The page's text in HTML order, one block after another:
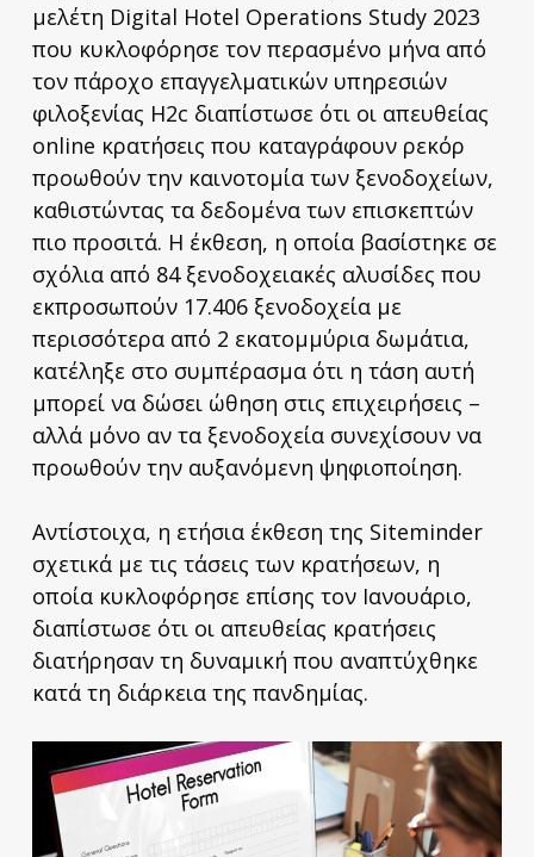
μελέτη Digital Hotel Operations Study 2023
που κυκλοφόρησε τον περασμένο μήνα από
τον πάροχο επαγγελματικών υπηρεσιών
φιλοξενίας H2c διαπίστωσε ότι οι απευθείας
online κρατήσεις που καταγράφουν ρεκόρ
προωθούν την καινοτομία των ξενοδοχείων,
καθιστώντας τα δεδομένα των επισκεπτών
πιο προσιτά. Η έκθεση, η οποία βασίστηκε σε
σχόλια από 84 ξενοδοχειακές αλυσίδες που
εκπροσωπούν 17.406 ξενοδοχεία με
περισσότερα από 2 εκατομμύρια δωμάτια,
κατέληξε στο συμπέρασμα ότι η τάση αυτή
μπορεί να δώσει ώθηση στις επιχειρήσεις –
αλλά μόνο αν τα ξενοδοχεία συνεχίσουν να
προωθούν την αυξανόμενη ψηφιοποίηση.
Αντίστοιχα, η ετήσια έκθεση της Siteminder
σχετικά με τις τάσεις των κρατήσεων, η
οποία κυκλοφόρησε επίσης τον Ιανουάριο,
διαπίστωσε ότι οι απευθείας κρατήσεις
διατήρησαν τη δυναμική που αναπτύχθηκε
κατά τη διάρκεια της πανδημίας.